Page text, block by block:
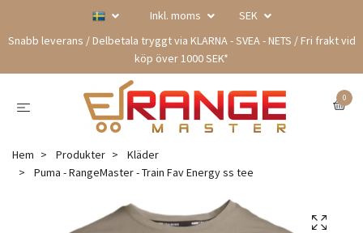
Inkl. moms
SEK
Snabb leverans / Delbetala tryggt via KLARNA - SVEA - NETS / Fri frakt vid
köp över 1000 SEK*
0
Hem Produkter
Kläder
Puma - RangeMaster - Train Fav Energy ss tee